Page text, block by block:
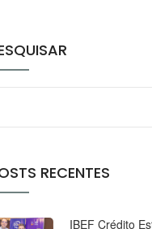
RECENTES
IBEF Crédito